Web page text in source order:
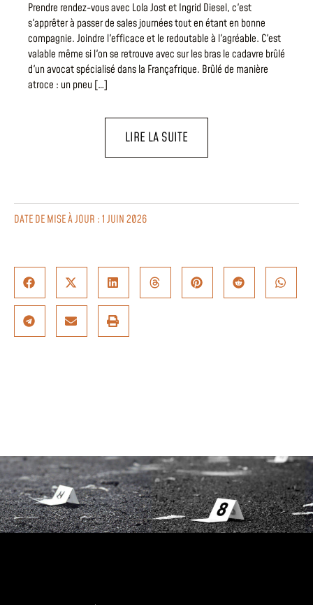
Prendre rendez-vous avec Lola Jost et Ingrid Diesel, c'est
s'apprêter à passer de sales journées tout en étant en bonne
compagnie. Joindre l'efficace et le redoutable à l'agréable. C'est
valable même si l'on se retrouve avec sur les bras le cadavre brûlé
d'un avocat spécialisé dans la Françafrique. Brûlé de manière
atroce : un pneu […]
LIRE LA SUITE
DATE DE MISE À JOUR : 1 JUIN 2026